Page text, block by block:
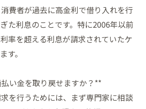
費者が過去に高金利で借り入れを行
た利息のことです。特に2006年以前
率を超える利息が請求されていたケ
す。
い金を取り戻せますか？**
を行うためには、まず専門家に相談